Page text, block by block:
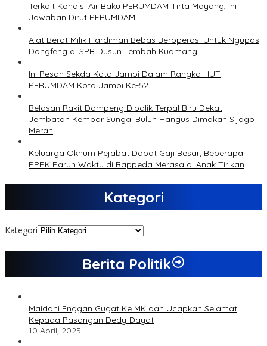
Terkait Kondisi Air Baku PERUMDAM Tirta Mayang, Ini
Jawaban Dirut PERUMDAM
Alat Berat Milik Hardiman Bebas Beroperasi Untuk Ngupas
Dongfeng di SPB Dusun Lembah Kuamang
Ini Pesan Sekda Kota Jambi Dalam Rangka HUT
PERUMDAM Kota Jambi Ke-52
Belasan Rakit Dompeng Dibalik Terpal Biru Dekat
Jembatan Kembar Sungai Buluh Hangus Dimakan Sijago
Merah
Keluarga Oknum Pejabat Dapat Gaji Besar, Beberapa
PPPK Paruh Waktu di Bappeda Merasa di Anak Tirikan
Kategori
Kategori
Berita Politik
Maidani Enggan Gugat Ke MK dan Ucapkan Selamat
Kepada Pasangan Dedy-Dayat
10 April, 2025